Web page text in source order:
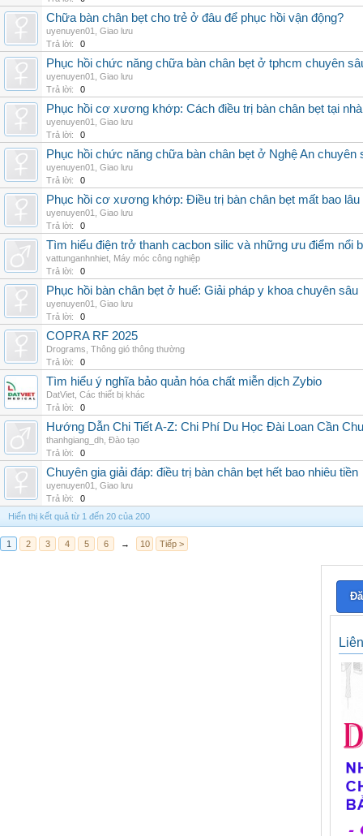
Chữa bàn chân bẹt cho trẻ ở đâu để phục hồi vận động?
uyenuyen01
Giao lưu
Trả lời:
0
Phục hồi chức năng chữa bàn chân bẹt ở tphcm chuyên
uyenuyen01
Giao lưu
Trả lời:
0
Phục hồi cơ xương khớp: Cách điều trị bàn chân bẹt tại
uyenuyen01
Giao lưu
Trả lời:
0
Phục hồi chức năng chữa bàn chân bẹt ở Nghệ An chuyên
uyenuyen01
Giao lưu
Trả lời:
0
Phục hồi cơ xương khớp: Điều trị bàn chân bẹt mất bao lâu
uyenuyen01
Giao lưu
Trả lời:
0
Tìm hiểu điện trở thanh cacbon silic và những ưu điểm nổi
vattunganhnhiet Máy móc công nghiệp
Trả lời:
0
Phục hồi bàn chân bẹt ở huế: Giải pháp y khoa chuyên sâu
uyenuyen01
Giao lưu
Trả lời:
0
COPRA RF 2025
Drograms Thông gió thông thường
Trả lời:
0
Tìm hiểu ý nghĩa bảo quản hóa chất miễn dịch Zybio
DatViet Các thiết bị khác
Trả lời:
0
Hướng Dẫn Chi Tiết A-Z: Chi Phí Du Học Đài Loan Cần
thanhgiang_dh Đào tạo
Trả lời:
0
Chuyên gia giải đáp: điều trị bàn chân bẹt hết bao nhiêu tiền
uyenuyen01
Giao lưu
Trả lời:
0
Hiển thị kết quả từ 1 đến 20 của 200
1 2 3 4 5 6 → 10 Tiếp >